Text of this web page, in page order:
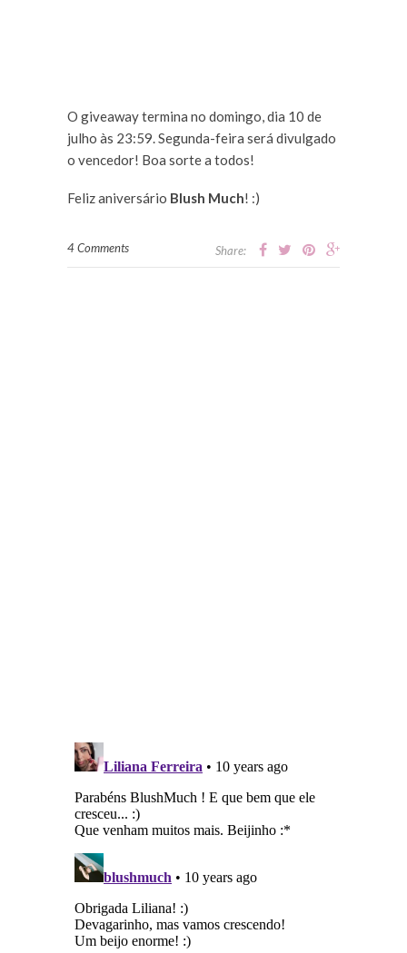
O giveaway termina no domingo, dia 10 de
julho às 23:59. Segunda-feira será divulgado
o vencedor! Boa sorte a todos!
Feliz aniversário Blush Much! :)
4 Comments Share: